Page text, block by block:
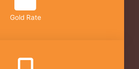
Gold Rate